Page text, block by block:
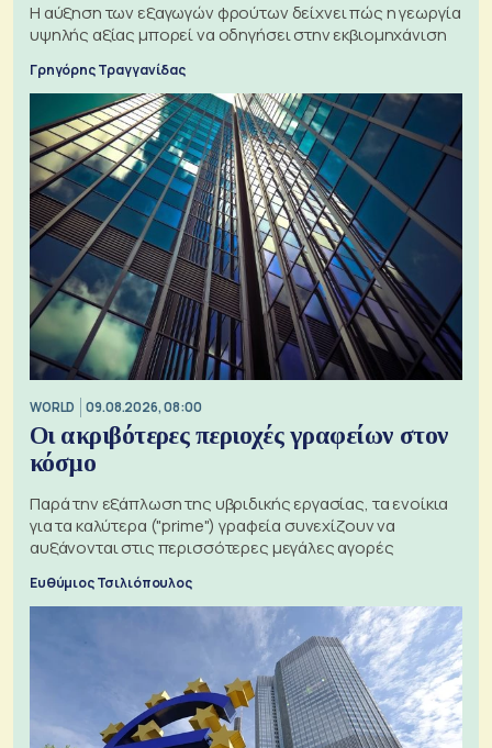
Η αύξηση των εξαγωγών φρούτων δείχνει πώς η γεωργία
υψηλής αξίας μπορεί να οδηγήσει στην εκβιομηχάνιση
Γρηγόρης Τραγγανίδας
WORLD 09.08.2026, 08:00
Οι ακριβότερες περιοχές γραφείων στον
κόσμο
Παρά την εξάπλωση της υβριδικής εργασίας, τα ενοίκια
για τα καλύτερα ("prime") γραφεία συνεχίζουν να
αυξάνονται στις περισσότερες μεγάλες αγορές
Ευθύμιος Τσιλιόπουλος